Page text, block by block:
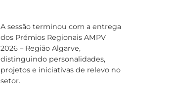
A sessão terminou com a entrega
dos Prémios Regionais AMPV
2026 – Região Algarve,
distinguindo personalidades,
projetos e iniciativas de relevo no
setor.